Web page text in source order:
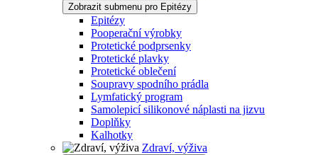
Zobrazit submenu pro Epitézy
Epitézy
Pooperační výrobky
Protetické podprsenky
Protetické plavky
Protetické oblečení
Soupravy spodního prádla
Lymfatický program
Samolepicí silikonové náplasti na jizvu
Doplňky
Kalhotky
Zdraví, výživa